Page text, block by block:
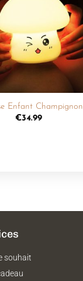
Ajouter
à la
liste de
souhaits
Enfant Champignon
€34.99
souhait